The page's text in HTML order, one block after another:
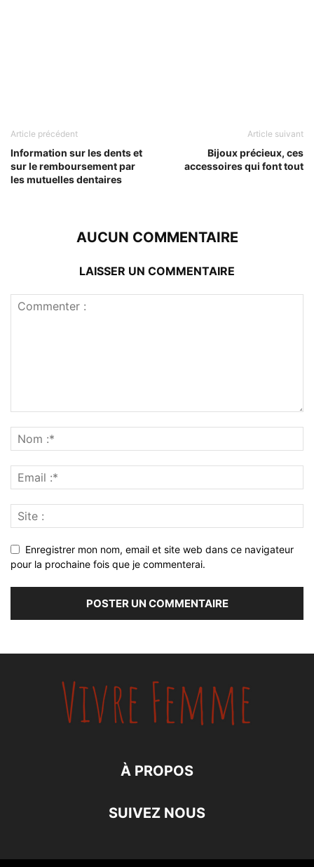
Article précédent
Information sur les dents et
sur le remboursement par
les mutuelles dentaires
Article suivant
Bijoux précieux, ces
accessoires qui font tout
AUCUN COMMENTAIRE
LAISSER UN COMMENTAIRE
Enregistrer mon nom, email et site web dans ce navigateur
pour la prochaine fois que je commenterai.
À PROPOS
SUIVEZ NOUS